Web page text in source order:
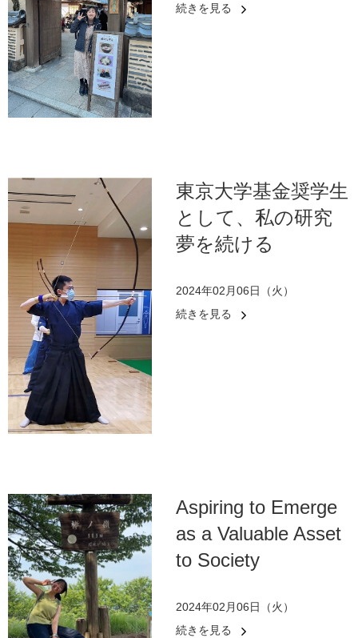
続きを見る
東京大学基金奨学生
として、私の研究
夢を続ける
2024年02月06日（火）
続きを見る
Aspiring to Emerge
as a Valuable Asset
to Society
2024年02月06日（火）
続きを見る